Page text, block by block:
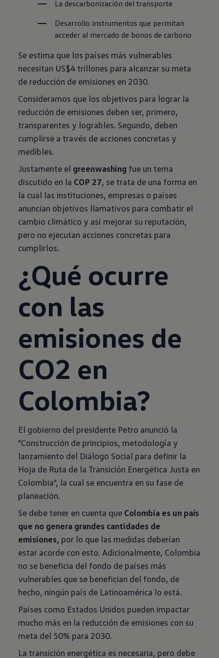
La descarbonización del transporte
Desarrollo instrumentos que permitan
acceder al mercado de bonos de carbono
Se estima que los países más vulnerables
necesitan US$4 trillones para alcanzar su meta
de reducción de emisiones en 2030.
Consideramos que los objetivos para lograr la
reducción de emisiones deben ser, primero,
transparentes y logrables. Segundo, deben
cumplirse a través de acciones concretas y
medibles.
Justamente el greenwashing fue un tema
discutido en la COP 27, se trata de una forma en
la cual las instituciones, empresas o países
anuncian objetivos llamativos para combatir el
cambio climático y así mejorar su reputación,
pero no ejecutan acciones concretas para
cumplirlos.
¿Qué ocurre
con las
emisiones de
CO2 en
Colombia?
El gobierno del presidente Petro anunció la
"Construcción de principios, metodología y
lanzamiento del Diálogo Social para definir la
Hoja de Ruta de la Transición Energética Justa en
Colombia", la cual se encuentra en su fase de
planeación.
Se debe tener en cuenta que Colombia es un país
que no genera grandes cantidades de
emisiones, por lo que las medidas deberían
estar acorde con esto. Adicionalmente, Colombia
no se beneficia del fondo de países más
vulnerables que se benefician del fondo, de
hecho, ningún país de Latinoamérica lo está.
Países como Estados Unidos pueden impactar
mucho más en la reducción de emisiones con su
meta del 50% para 2030.
La transición energética es necesaria, pero debe